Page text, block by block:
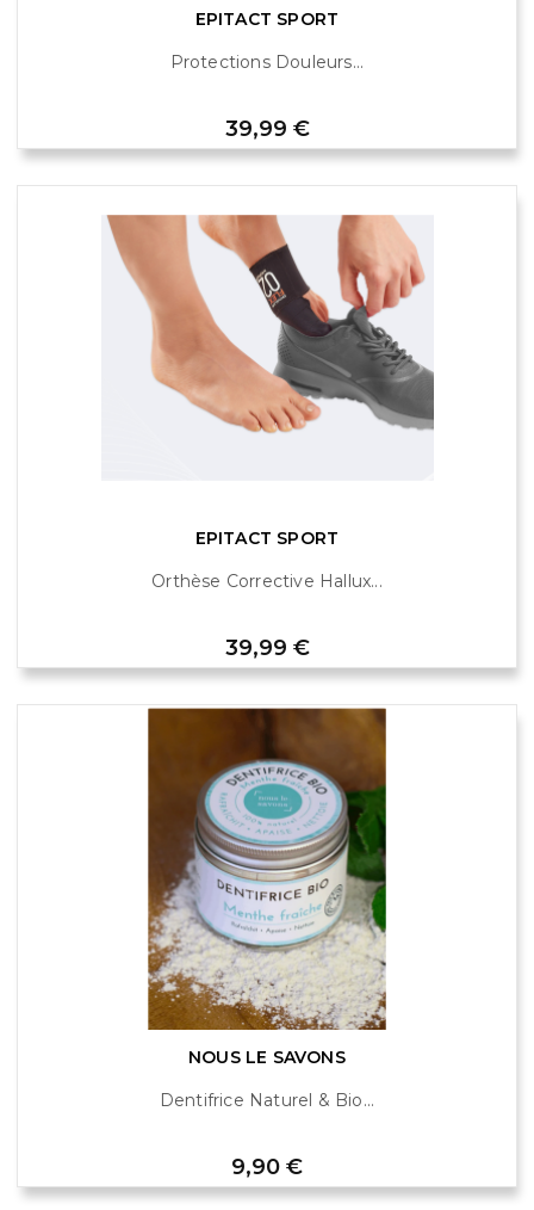
EPITACT SPORT
Protections Douleurs...
Prix
39,99 €
EPITACT SPORT
Orthèse Corrective Hallux...
Prix
39,99 €
NOUS LE SAVONS
Dentifrice Naturel & Bio...
Prix
9,90 €